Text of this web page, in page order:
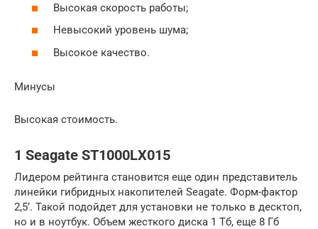
Высокая скорость работы;
Невысокий уровень шума;
Высокое качество.
Минусы
Высокая стоимость.
1 Seagate ST1000LX015
Лидером рейтинга становится еще один представитель
линейки гибридных накопителей Seagate. Форм-фактор
2,5’. Такой подойдет для установки не только в десктоп,
но и в ноутбук. Объем жесткого диска 1 Тб, еще 8 Гб